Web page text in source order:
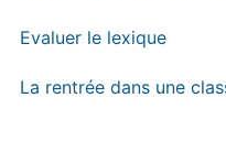
Evaluer le lexique
La rentrée dans une